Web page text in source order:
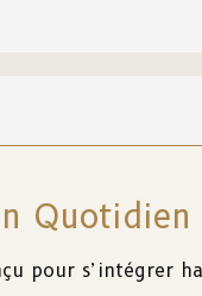
pour s’intégrer